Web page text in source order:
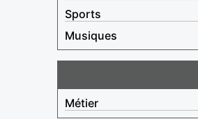
Sports
Musiques
Métier